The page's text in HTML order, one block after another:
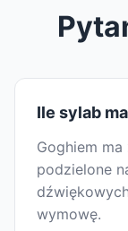
Ile sylab
Goghiem ma
podzielone
wymowę.